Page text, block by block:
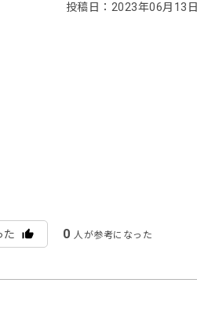
投稿日：2023年06月13日
た 0 人が参考になった